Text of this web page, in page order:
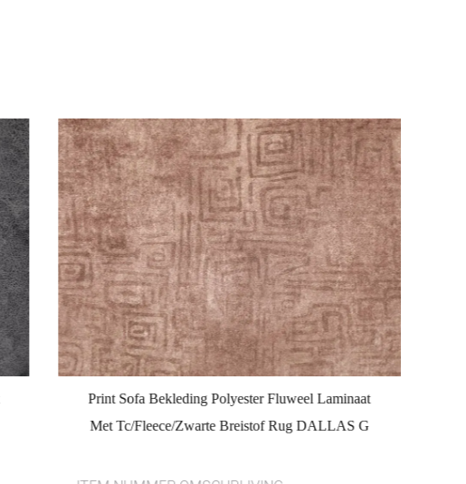
Print Sofa Bekleding Polyester Fluweel Laminaat
Met Tc/Fleece/Zwarte Breistof Rug DALLAS G